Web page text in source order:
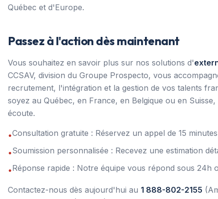
Québec et d'Europe.
Passez à l'action dès maintenant
Vous souhaitez en savoir plus sur nos solutions d'
CCSAV, division du Groupe Prospecto, vous
recrutement, l'intégration et la gestion de vos talents
soyez au Québec, en France, en Belgique ou en
écoute.
•Consultation gratuite : Réservez un appel de 15
•Soumission personnalisée : Recevez une estimation
•Réponse rapide : Notre équipe vous répond sous 24h
Contactez-nous dès aujourd'hui au 1 888-802-2155